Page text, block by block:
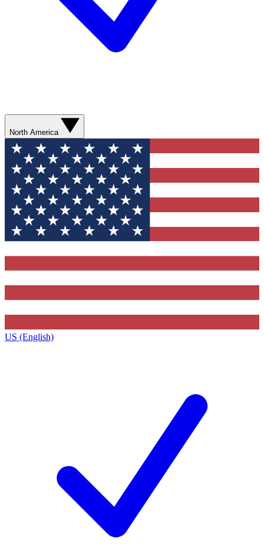
North America
US (English)